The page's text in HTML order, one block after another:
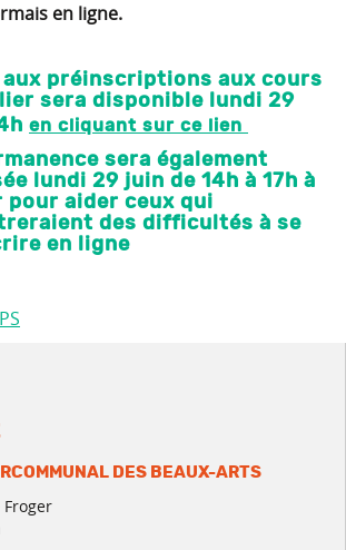
en ligne.
aux préinscriptions aux cours
sera disponible lundi 29
en cliquant sur ce lien
sera également
lundi 29 juin de 14h à 17h à
pour aider ceux qui
des difficultés à se
en ligne
DES BEAUX-ARTS
Froger